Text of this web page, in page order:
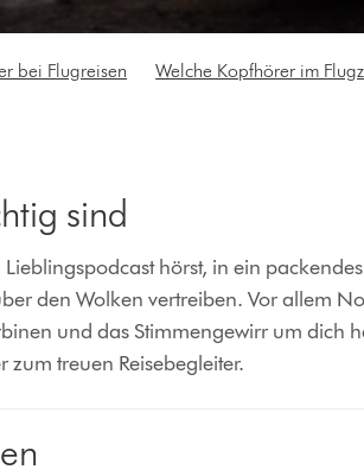
bei Flugreisen Welche Kopfhörer im
sind
hörst, in ein
den Wolken vertreiben. Vor allem
und das Stimmengewirr um
treuen Reisebegleiter.